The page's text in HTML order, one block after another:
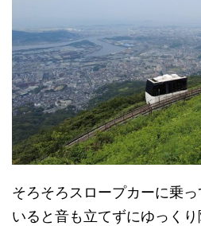
そろそろスロープカーに乗
いると音も立てずにゆっく